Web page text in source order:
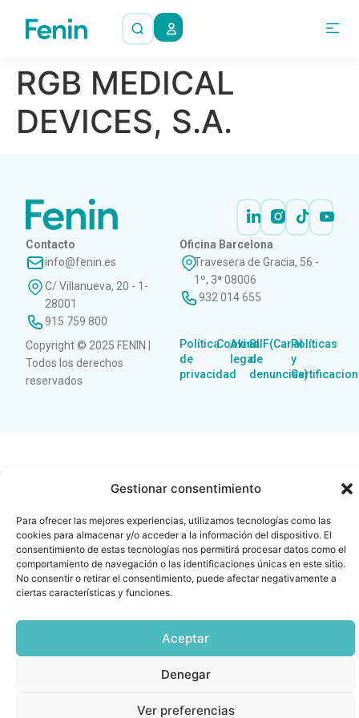
Gestionar consentimiento
Para ofrecer las mejores experiencias, utilizamos tecnologías como las
cookies para almacenar y/o acceder a la información del dispositivo. El
consentimiento de estas tecnologías nos permitirá procesar datos como el
comportamiento de navegación o las identificaciones únicas en este sitio.
No consentir o retirar el consentimiento, puede afectar negativamente a
ciertas características y funciones.
Aceptar
Denegar
Ver preferencias
RGB MEDICAL
DEVICES, S.A.
Contacto
info@fenin.es
C/ Villanueva, 20 - 1-
28001
915 759 800
Oficina Barcelona
Travesera de Gracia, 56 -
1º, 3ª 08006
932 014 655
Copyright © 2025 FENIN |
Todos los derechos
reservados
Política
de
privacidad
|Cookies
|Aviso
legal
|SIIF(Canal
de
denuncias)
|Políticas
y